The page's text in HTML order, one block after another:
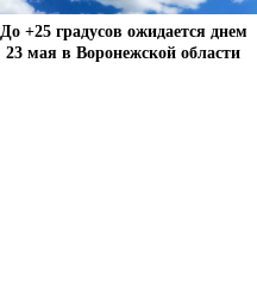
До +25 градусов ожидается днем
23 мая в Воронежской области